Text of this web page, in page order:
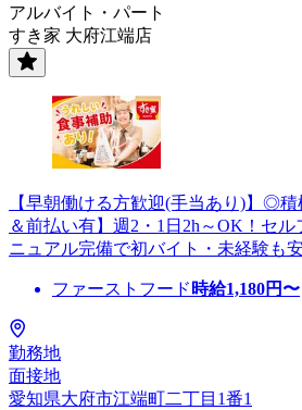
アルバイト・パート
すき家 大府江端店
【早朝働ける方歓迎(手当あり)】◎
＆前払い有】週2・1日2h～OK！セ
ニュアル完備で初バイト・未経験も
ファーストフード 時給1,180円〜
勤務地
面接地
愛知県大府市江端町二丁目1番1